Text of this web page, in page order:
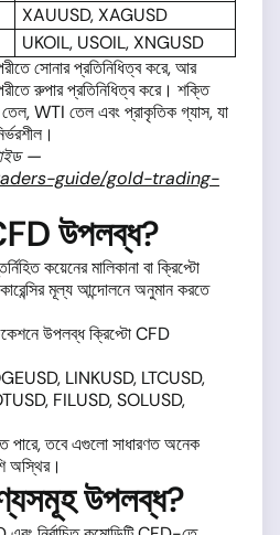
XAUUSD, XAGUSD
UKOIL, USOIL, XNGUSD
সোনার প্রতিনিধিত্ব করে, আর
রুপার প্রতিনিধিত্ব করে। শক্তি
তেল, WTI তেল এবং প্রাকৃতিক গ্যাস, যা
—
guide/gold-trading-
উপলব্ধ?
কয়েনের মালিকানা বা ক্রিপ্টো
মূল্য আন্দোলনে অনুমান করতে
উপলব্ধ ক্রিপ্টো CFD
LINKUSD, LTCUSD,
FILUSD, SOLUSD,
তবে এগুলো সাধারণত অনেক
অস্থির।
উপলব্ধ?